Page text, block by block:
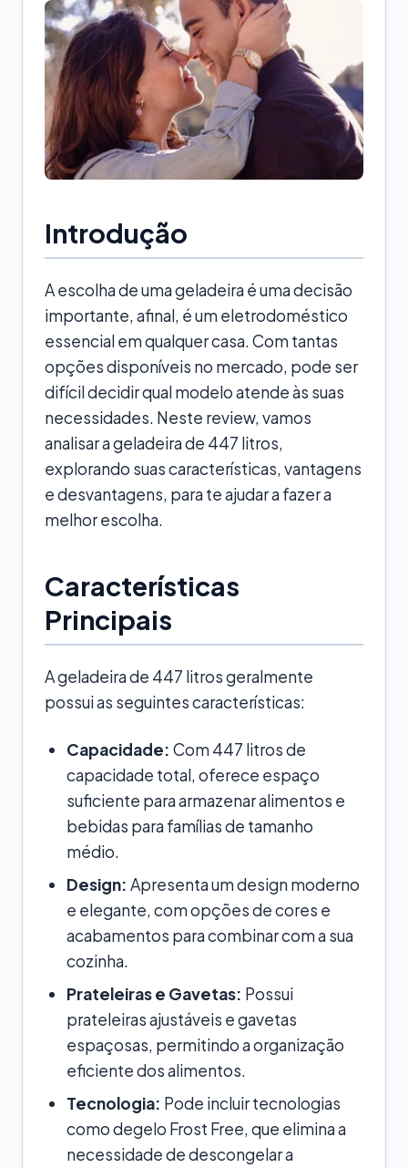
Introdução
A escolha de uma geladeira é uma decisão
importante, afinal, é um eletrodoméstico
essencial em qualquer casa. Com tantas
opções disponíveis no mercado, pode ser
difícil decidir qual modelo atende às suas
necessidades. Neste review, vamos
analisar a geladeira de 447 litros,
explorando suas características, vantagens
e desvantagens, para te ajudar a fazer a
melhor escolha.
Características
Principais
A geladeira de 447 litros geralmente
possui as seguintes características:
Capacidade: Com 447 litros de
capacidade total, oferece espaço
suficiente para armazenar alimentos e
bebidas para famílias de tamanho
médio.
Design: Apresenta um design moderno
e elegante, com opções de cores e
acabamentos para combinar com a sua
cozinha.
Prateleiras e Gavetas: Possui
prateleiras ajustáveis e gavetas
espaçosas, permitindo a organização
eficiente dos alimentos.
Tecnologia: Pode incluir tecnologias
como degelo Frost Free, que elimina a
necessidade de descongelar a